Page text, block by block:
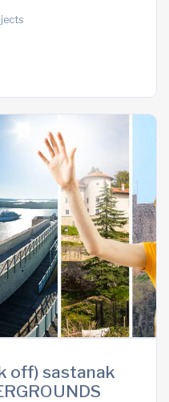
off) sastanak